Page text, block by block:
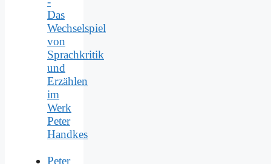
Das
Wechselspiel
von
Sprachkritik
und
Erzählen
im
Werk
Peter
Handkes
Peter